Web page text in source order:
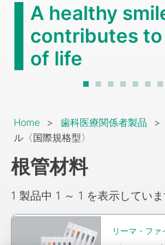
A healthy
contributes
of life
Breadcrumb
Home 歯科医療関係者製品
ル〈国際規格型〉
根管材料
1 製品中 1 ～ 1 を表示してい
リーマ・ファ